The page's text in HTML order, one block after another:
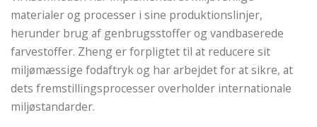
materialer og processer i sine produktionslinjer,
herunder brug af genbrugsstoffer og vandbaserede
farvestoffer. Zheng er forpligtet til at reducere sit
miljømæssige fodaftryk og har arbejdet for at sikre, at
dets fremstillingsprocesser overholder internationale
miljøstandarder.